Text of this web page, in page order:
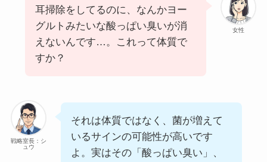
女性
耳掃除をしてるのに、なんかヨー
グルトみたいな酸っぱい臭いが消
えないんです…。これって体質で
すか？
戦略室長：シ
ュウ
それは体質ではなく、菌が増えて
いるサインの可能性が高いです
よ。実はその「酸っぱい臭い」、